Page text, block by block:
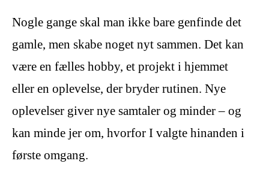
Nogle gange skal man ikke bare genfinde det
gamle, men skabe noget nyt sammen. Det kan
være en fælles hobby, et projekt i hjemmet
eller en oplevelse, der bryder rutinen. Nye
oplevelser giver nye samtaler og minder – og
kan minde jer om, hvorfor I valgte hinanden i
første omgang.